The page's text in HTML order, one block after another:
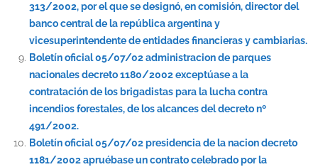
313/2002, por el que se designó, en comisión, director del
banco central de la república argentina y
vicesuperintendente de entidades financieras y cambiarias.
Boletín oficial 05/07/02 administracion de parques
nacionales decreto 1180/2002 exceptúase a la
contratación de los brigadistas para la lucha contra
incendios forestales, de los alcances del decreto nº
491/2002.
Boletín oficial 05/07/02 presidencia de la nacion decreto
1181/2002 apruébase un contrato celebrado por la